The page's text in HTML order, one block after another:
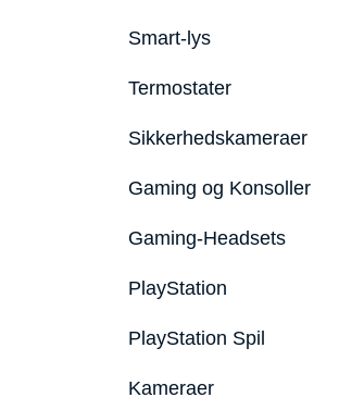
Smart-lys
Termostater
Sikkerhedskameraer
Gaming og Konsoller
Gaming-Headsets
PlayStation
PlayStation Spil
Kameraer